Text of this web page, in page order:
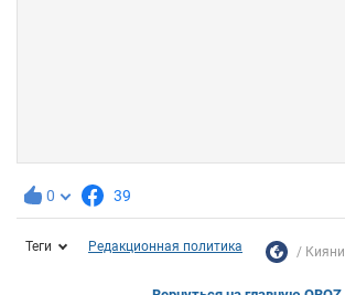
0 39
Теги Редакционная политика Кияни